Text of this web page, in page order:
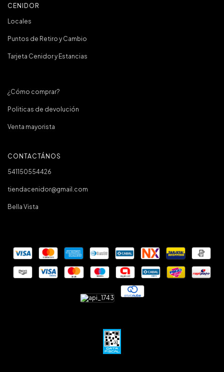
CENIDOR
Locales
Puntos de Retiro y Cambio
Tarjeta Cenidor y Estancias
¿Cómo comprar?
Politicas de devolución
Venta mayorista
CONTACTÁNOS
541150554426
tiendacenidor@gmail.com
Bella Vista